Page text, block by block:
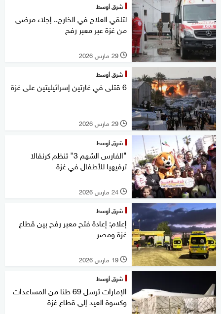
شرق أوسط
لتلقي العلاج في الخارج.. إجلاء مرضى
من غزة عبر معبر رفح
l 29 مارس 2026
شرق أوسط
6 قتلى في غارتين إسرائيليتين على غزة
l 29 مارس 2026
شرق أوسط
"الفارس الشهم 3" تنظم كرنفالا
ترفيهيا للأطفال في غزة
l 24 مارس 2026
شرق أوسط
إعلام: إعادة فتح معبر رفح بين قطاع
غزة ومصر
l 19 مارس 2026
شرق أوسط
الإمارات ترسل 69 طنا من المساعدات
وكسوة العيد إلى قطاع غزة